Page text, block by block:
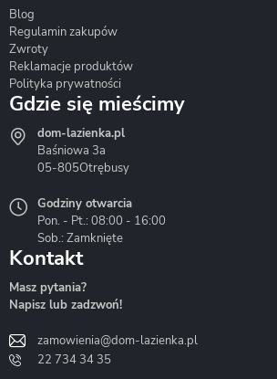
Hydrostop
Liveno
Blog
Regulamin zakupów
Zwroty
Reklamacje produktów
Polityka prywatności
Gdzie się mieścimy
dom-lazienka.pl
Baśniowa 3a
05-805Otrębusy
Godziny otwarcia
Pon. - Pt.: 08:00 - 16:00
Sob.: Zamknięte
Kontakt
Masz pytania?
Napisz lub zadzwoń!
zamowienia@dom-lazienka.pl
22 734 34 35